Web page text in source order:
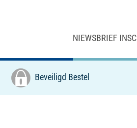
NIEWSBRIEF
Beveiligd Bestel